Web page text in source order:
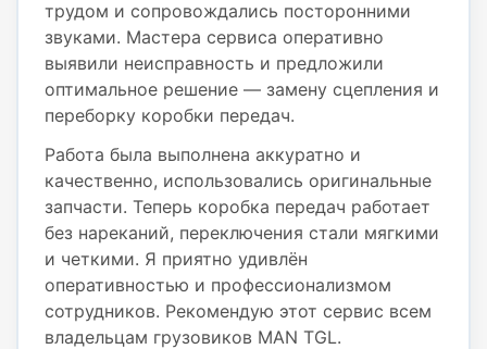
трудом и сопровождались посторонними
звуками. Мастера сервиса оперативно
выявили неисправность и предложили
оптимальное решение — замену сцепления и
переборку коробки передач.
Работа была выполнена аккуратно и
качественно, использовались оригинальные
запчасти. Теперь коробка передач работает
без нареканий, переключения стали мягкими
и четкими. Я приятно удивлён
оперативностью и профессионализмом
сотрудников. Рекомендую этот сервис всем
владельцам грузовиков MAN TGL.